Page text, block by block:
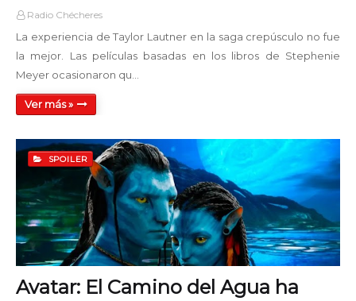
Radio Chécheres
La experiencia de Taylor Lautner en la saga crepúsculo no fue
la mejor. Las películas basadas en los libros de Stephenie
Meyer ocasionaron qu…
Ver más »
SPOILER
Avatar: El Camino del Agua ha